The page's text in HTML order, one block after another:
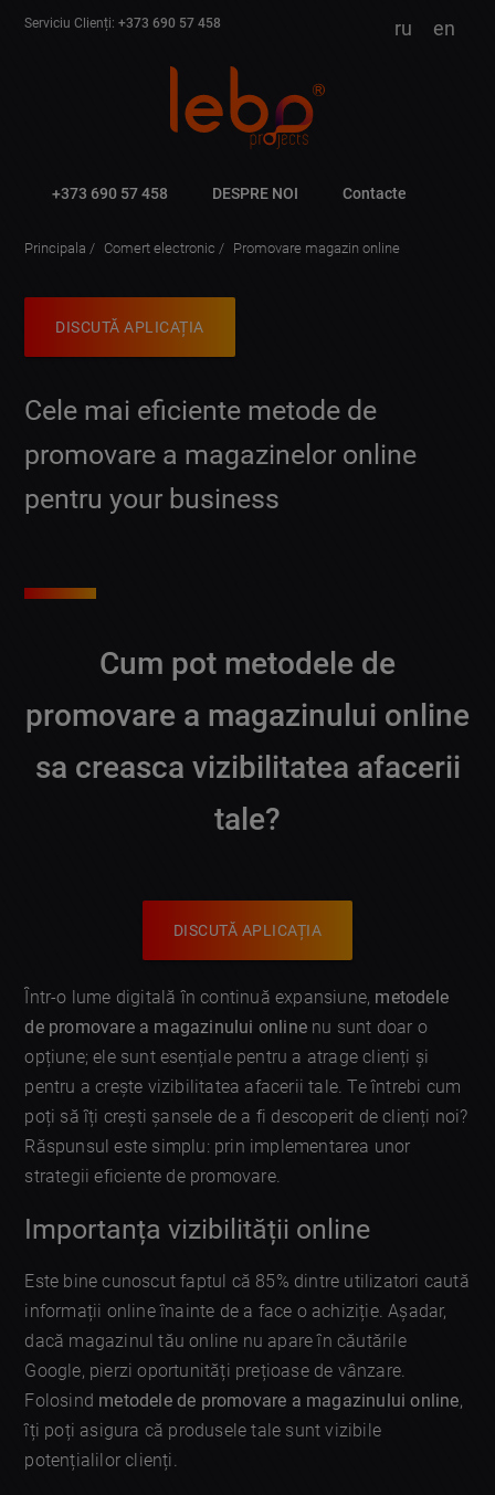
Serviciu Clienți:+373 690 57 458 ru en
+373 690 57 458 DESPRE NOI Contacte
Principala Comert electronic Promovare magazin online
DISCUTĂ APLICAȚIA
Cele mai eficiente metode de
promovare a magazinelor online
pentru your business
Cum pot metodele de
promovare a magazinului online
sa creasca vizibilitatea afacerii
tale?
DISCUTĂ APLICAȚIA
Într-o lume digitală în continuă expansiune, metodele
de promovare a magazinului online nu sunt doar o
opțiune; ele sunt esențiale pentru a atrage clienți și
pentru a crește vizibilitatea afacerii tale. Te întrebi cum
poți să îți crești șansele de a fi descoperit de clienți noi?
Răspunsul este simplu: prin implementarea unor
strategii eficiente de promovare.
Importanța vizibilității online
Este bine cunoscut faptul că 85% dintre utilizatori caută
informații online înainte de a face o achiziție. Așadar,
dacă magazinul tău online nu apare în căutările
Google, pierzi oportunități prețioase de vânzare.
Folosind metodele de promovare a magazinului online,
îți poți asigura că produsele tale sunt vizibile
potențialilor clienți.